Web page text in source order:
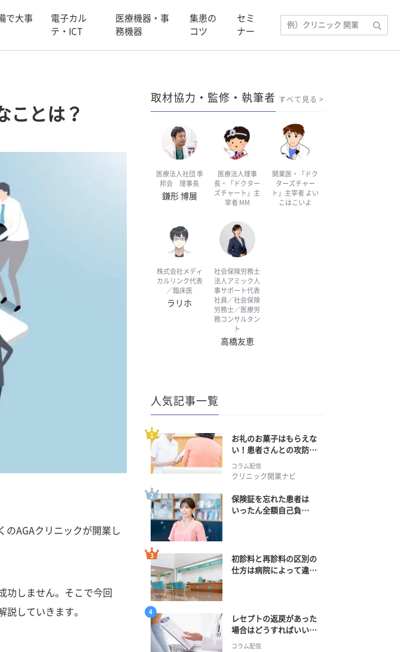
で大事
電子カル
テ・ICT
医療機器・事
務機器
集患の
コツ
セミ
ナー
ことは？
のAGAクリニックが開業し
功しません。そこで今回
説していきます。
取材協力・監修・執筆者 すべて見る
医療法人社団 季
邦会 理事長
鎌形 博展
医療法人理事
長・「ドクター
ズチャート」主
宰者 MM
開業医・「ドク
ターズチャー
ト」主宰者 よい
こはこいよ
株式会社メディ
カルリンク代表
／臨床医
ラリホ
社会保険労務士
法人アミック人
事サポート代表
社員／社会保険
労務士／医療労
務コンサルタン
ト
高橋友恵
人気記事一覧
お礼のお菓子はもらえな
い！患者さんとの攻防の
コラム配信
クリニック開業ナビ
保険証を忘れた患者は
いったん全額自己負
初診料と再診料の区別の
仕方は病院によって違
レセプトの返戻があった
場合はどうすればいい？
そのプロセスとは？
コラム配信